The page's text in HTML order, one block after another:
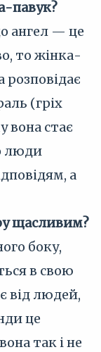
павук?
ангел — це
то жінка-
(гріх
вона стає
люди
а
щасливим?
боку,
в свою
від людей,
це
так і не